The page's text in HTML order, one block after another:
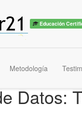
Educación
Metodología
Datos: